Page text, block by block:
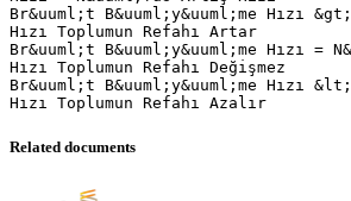
Br&uuml;t B&uuml;y&uuml;me Hızı
Hızı Toplumun Refahı Artar
Br&uuml;t B&uuml;y&uuml;me Hızı =
Hızı Toplumun Refahı Değişmez
Br&uuml;t B&uuml;y&uuml;me Hızı
Related documents